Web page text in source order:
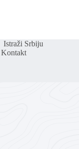
Istraži Srbiju
Kontakt